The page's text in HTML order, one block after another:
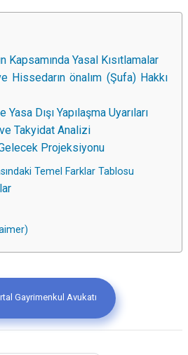
Kapsamında Yasal Kısıtlamalar
Hissedarın önalım (Şufa) Hakkı
Dışı Yapılaşma Uyarıları
Takyidat Analizi
Projeksiyonu
Temel Farklar Tablosu
Gayrimenkul Avukatı